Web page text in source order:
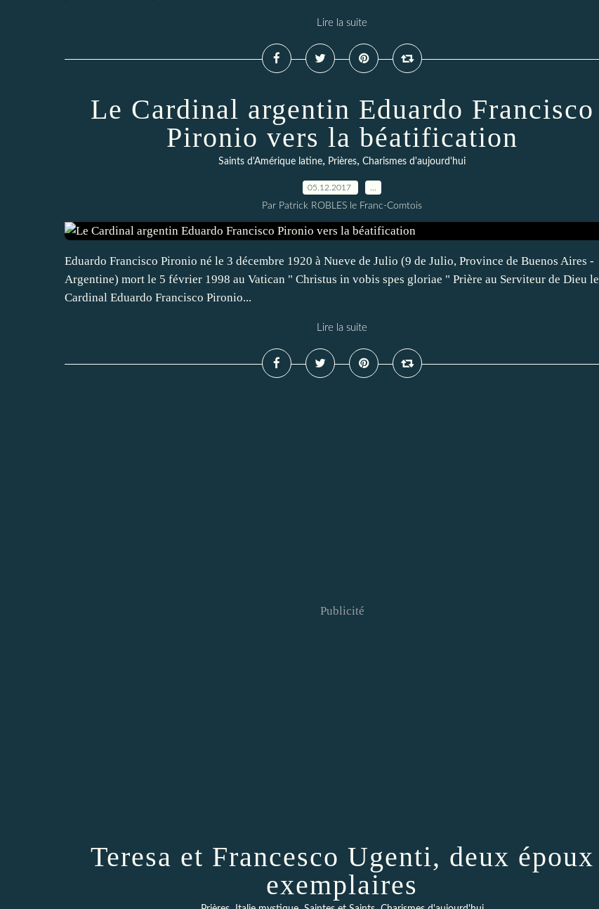
Lire la suite
Le Cardinal argentin Eduardo Francisco
Pironio vers la béatification
Saints d'Amérique latine, Prières, Charismes d'aujourd'hui
05.12.2017
Par Patrick ROBLES le Franc-Comtois
Eduardo Francisco Pironio né le 3 décembre 1920 à Nueve de Julio (9 de Julio, Province de Buenos Aires -
Argentine) mort le 5 février 1998 au Vatican " Christus in vobis spes gloriae " Prière au Serviteur de Dieu le
Cardinal Eduardo Francisco Pironio...
Lire la suite
Publicité
Teresa et Francesco Ugenti, deux époux
exemplaires